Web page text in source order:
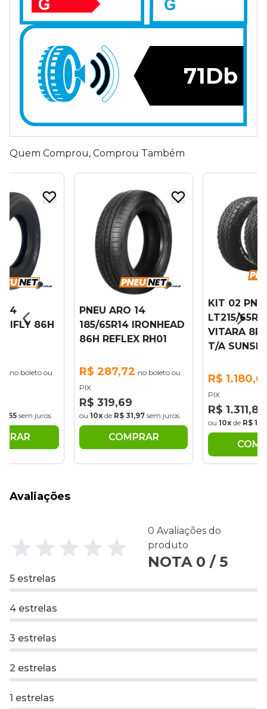
71Db
Quem Comprou, Comprou Também
14
86H
no boleto ou
sem juros
PNEU ARO 14
185/65R14 IRONHEAD
86H REFLEX RH01
R$ 287,72 no boleto ou
PIX
R$ 319,69
ou 10x de R$ 31,97 sem juros
COMPRAR
KIT 02
LT215/
VITARA
T/A
R$
PIX
R$ 1.311,88
ou 10x de R$
Avaliações
0 Avaliações do
produto
NOTA 0 / 5
5 estrelas
4 estrelas
3 estrelas
2 estrelas
1 estrelas